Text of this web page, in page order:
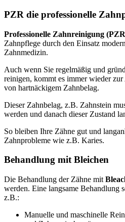
PZR die professionelle
Professionelle Zahnreinigung
Zahnpflege durch den Einsatz
Zahnmedizin.
Auch wenn Sie regelmäßig und
reinigen, kommt es immer wieder
von hartnäckigem Zahnbelag.
Dieser Zahnbelag, z.B. Zahnstein
werden und danach dieser Zustand
So bleiben Ihre Zähne gut und
Zahnprobleme wie z.B. Karies.
Behandlung mit Bleichen
Die Behandlung der Zähne mit
werden. Eine langsame Behandlung
z.B.:
Manuelle und maschinelle